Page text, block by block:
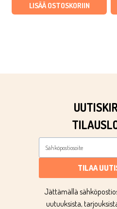
LISÄÄ OSTOSKORIIN
TILAA
Jättämällä
uutuuksista,